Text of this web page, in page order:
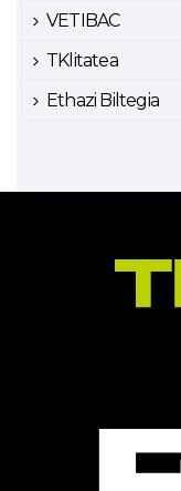
VETIBAC
TKlitatea
Ethazi Biltegia